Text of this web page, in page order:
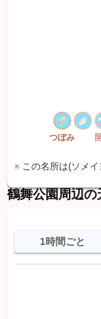
つぼみ
※ この名所は(ソメイ
鶴舞公園周辺の
1時間ごと